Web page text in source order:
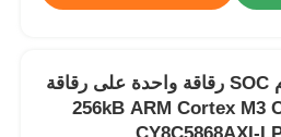
نظام SOC رقاقة واحدة على رقاقة
256kB ARM Cortex M3 Core